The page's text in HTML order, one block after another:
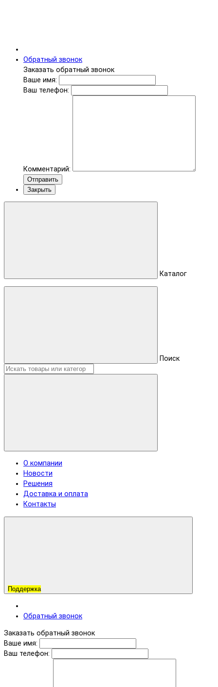
Обратный звонок
Заказать обратный звонок
Ваше имя:
Ваш телефон:
Комментарий:
Отправить
Закрыть
Каталог
Поиск
О компании
Новости
Решения
Доставка и оплата
Контакты
Поддержка
Обратный звонок
Заказать обратный звонок
Ваше имя:
Ваш телефон: